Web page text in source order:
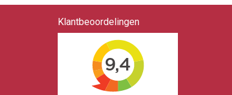
Klantbeoordelingen